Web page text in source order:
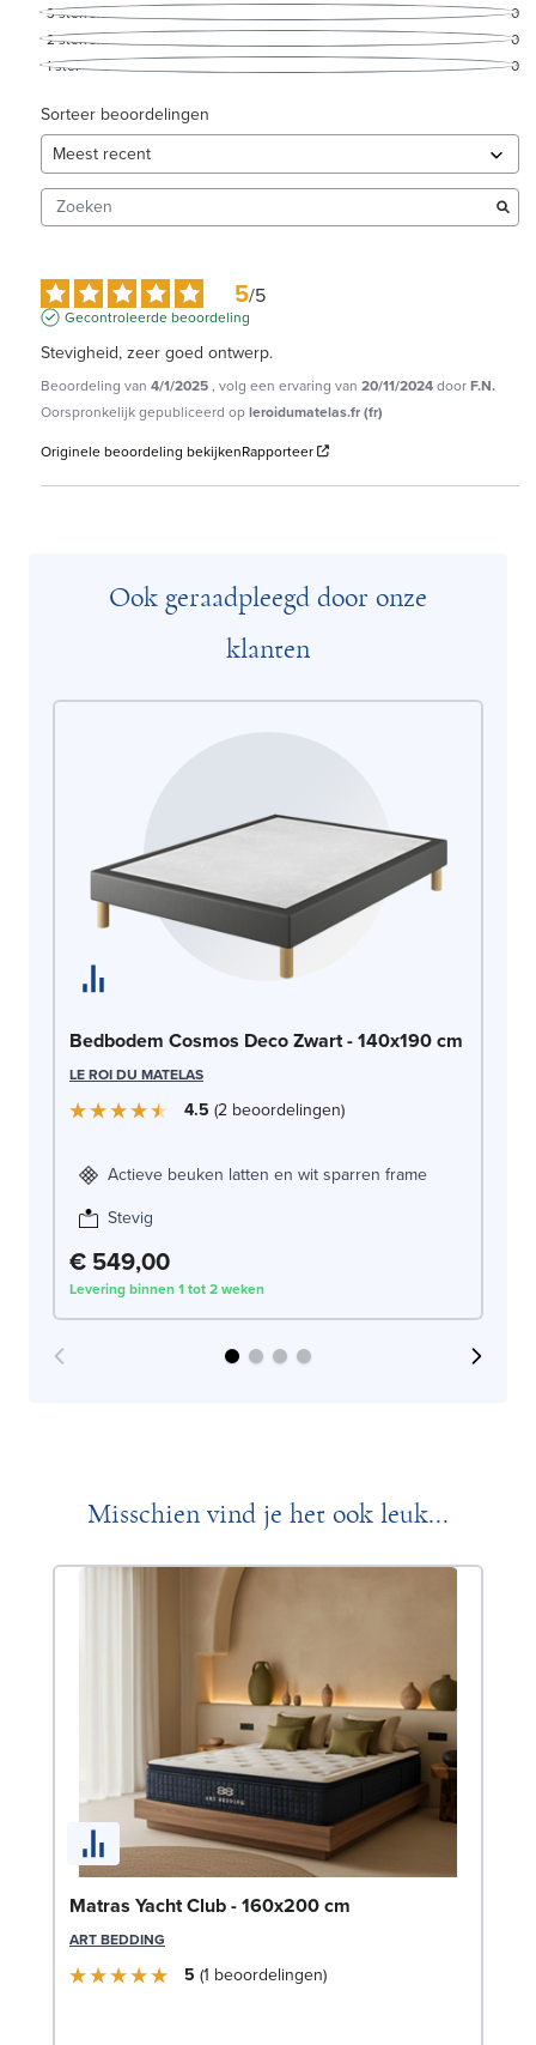
3sterren
0
2sterren
0
1ster 0
Sorteer beoordelingen
5/5
Gecontroleerde beoordeling
Stevigheid, zeer goed ontwerp.
Beoordeling van 4/1/2025, volg een ervaring van 20/11/2024doorF.N.
Oorspronkelijk gepubliceerd opleroidumatelas.fr (fr)
Originele beoordeling bekijkenRapporteer
Ook geraadpleegd door onze
klanten
Bedbodem Cosmos Deco Zwart - 140x190 cm
LE ROI DU MATELAS
4.5 2 beoordelingen
Actieve beuken latten en wit sparren frame
Stevig
€ 549,00
Levering binnen 1 tot 2 weken
Misschien vind je het ook leuk...
Matras Yacht Club - 160x200 cm
ART BEDDING
5 1 beoordelingen